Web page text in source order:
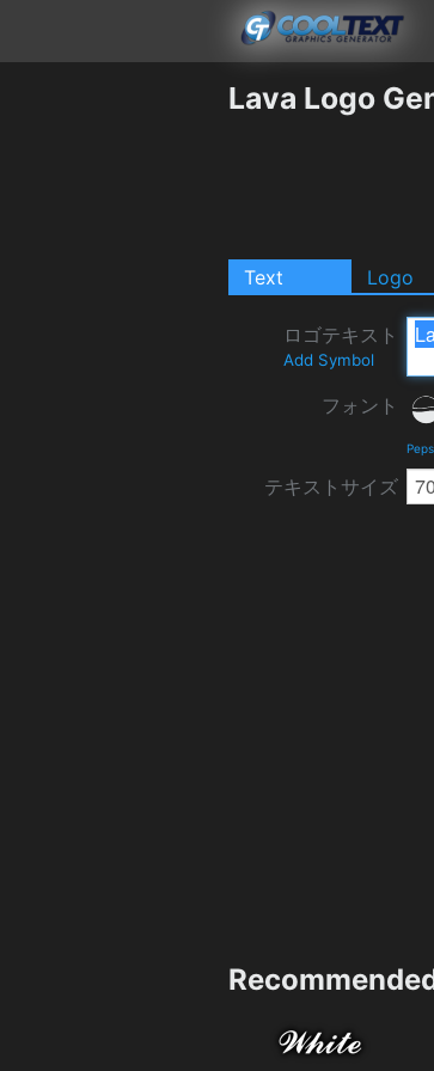
Lava Logo
Text Logo
ロゴテキスト
Add Symbol
フォント
テキストサイズ